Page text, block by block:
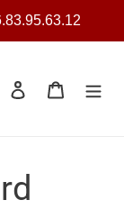
Se connecter
Votre